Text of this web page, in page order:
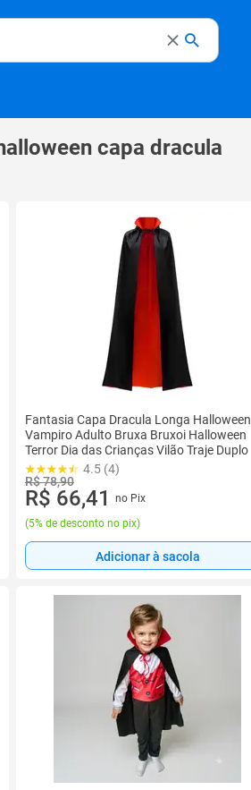
capa dracula
Fantasia Capa Dracula Longa Halloween
Vampiro Adulto Bruxa Bruxoi Halloween
Terror Dia das Crianças Vilão Traje Duplo
4.5 (4)
R$ 78,90
R$ 66,41
no Pix
(5% de desconto no pix)
Adicionar à sacola